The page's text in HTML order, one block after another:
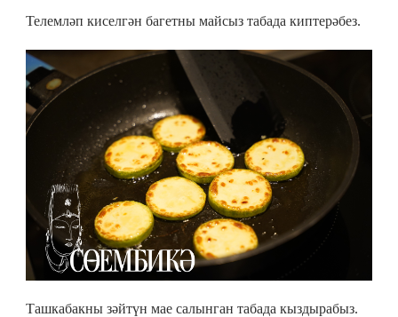
Телемләп киселгән багетны майсыз табада киптерәбез.
Ташкабакны зәйтүн мае салынган табада кыздырабыз.